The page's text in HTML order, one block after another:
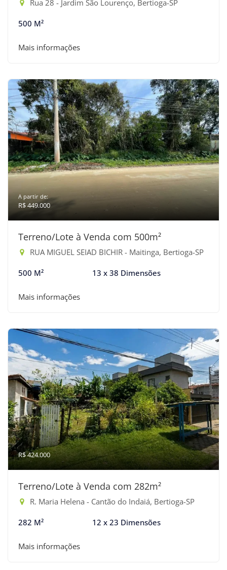
Rua 28 - Jardim São Lourenço, Bertioga-SP
500 M²
Mais informações
A partir de:
R$ 449.000
Terreno/Lote à Venda com 500m²
RUA MIGUEL SEIAD BICHIR - Maitinga, Bertioga-SP
500 M² 13 x 38 Dimensões
Mais informações
R$ 424.000
Terreno/Lote à Venda com 282m²
R. Maria Helena - Cantão do Indaiá, Bertioga-SP
282 M² 12 x 23 Dimensões
Mais informações